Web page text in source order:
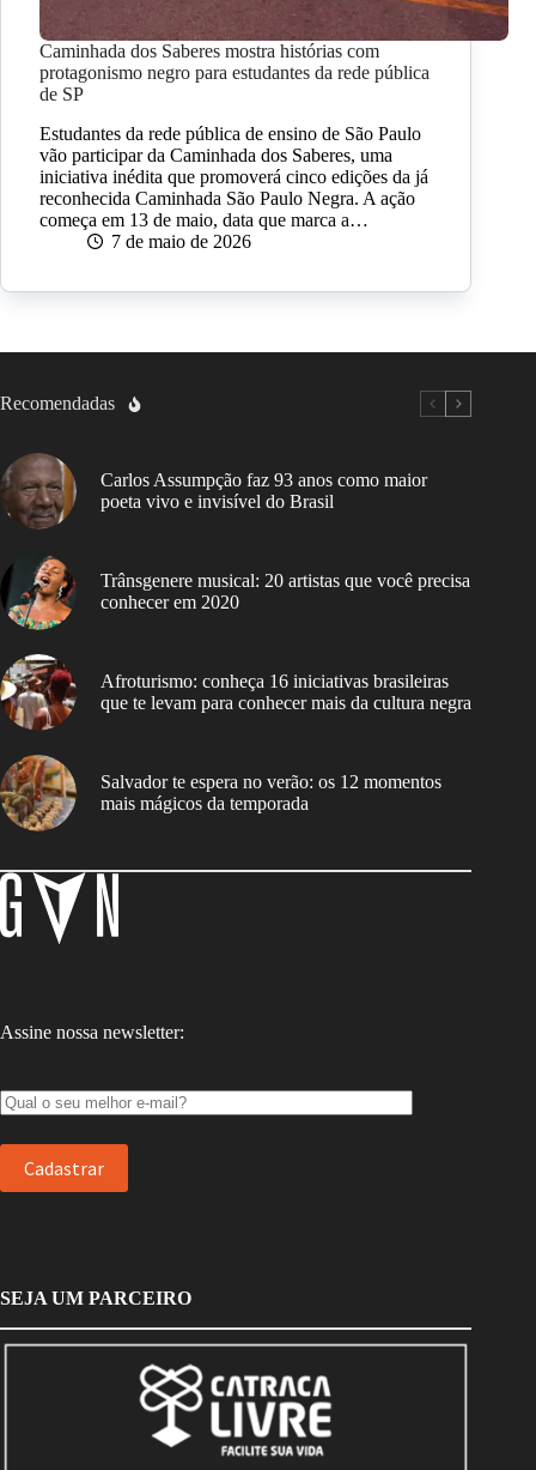
Caminhada dos Saberes mostra histórias com
protagonismo negro para estudantes da rede pública
de SP
Estudantes da rede pública de ensino de São Paulo
vão participar da Caminhada dos Saberes, uma
iniciativa inédita que promoverá cinco edições da já
reconhecida Caminhada São Paulo Negra. A ação
começa em 13 de maio, data que marca a…
7 de maio de 2026
Recomendadas
Carlos Assumpção faz 93 anos como maior
poeta vivo e invisível do Brasil
Trânsgenere musical: 20 artistas que você precisa
conhecer em 2020
Afroturismo: conheça 16 iniciativas brasileiras
que te levam para conhecer mais da cultura negra
Salvador te espera no verão: os 12 momentos
mais mágicos da temporada
Assine nossa newsletter:
SEJA UM PARCEIRO